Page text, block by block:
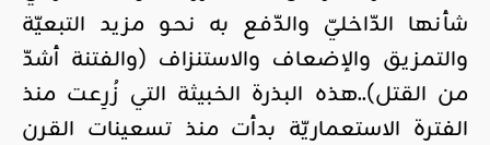
شأنها الدّاخليّ والدّفع به نحو مزيد التبعيّة
والتمزيق والإضعاف والاستنزاف (والفتنة أشدّ
من القتل)..هذه البذرة الخبيثة التي زُرِعت منذ
الفترة الاستعماريّة بدأت منذ تسعينات القرن